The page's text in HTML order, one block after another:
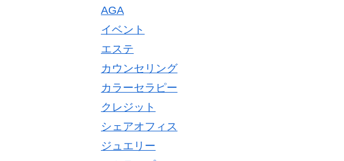
AGA
イベント
エステ
カウンセリング
カラーセラピー
クレジット
シェアオフィス
ジュエリー